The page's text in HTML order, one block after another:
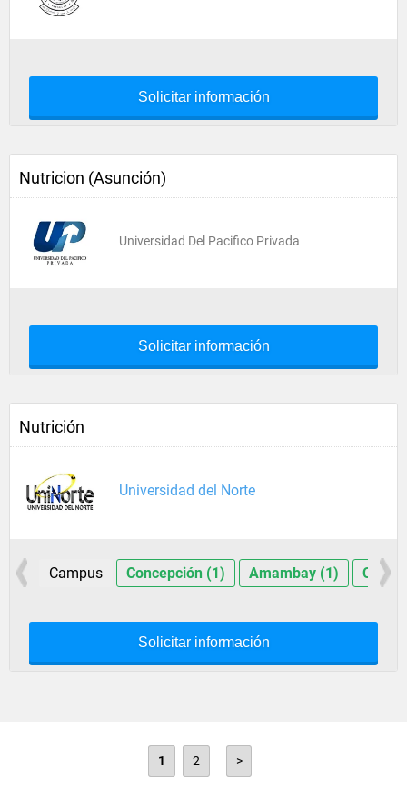
Solicitar información
Nutricion (Asunción)
Universidad Del Pacifico Privada
Solicitar información
Nutrición
Universidad del Norte
Campus Concepción (1) Amambay (1)
Solicitar información
1 2 >